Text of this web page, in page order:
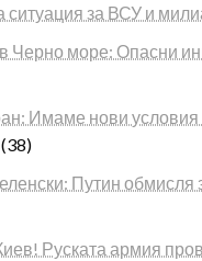
ситуация за ВСУ и
Черно море: Опасни
Имаме нови условия
(38)
Путин обмисля
Руската армия